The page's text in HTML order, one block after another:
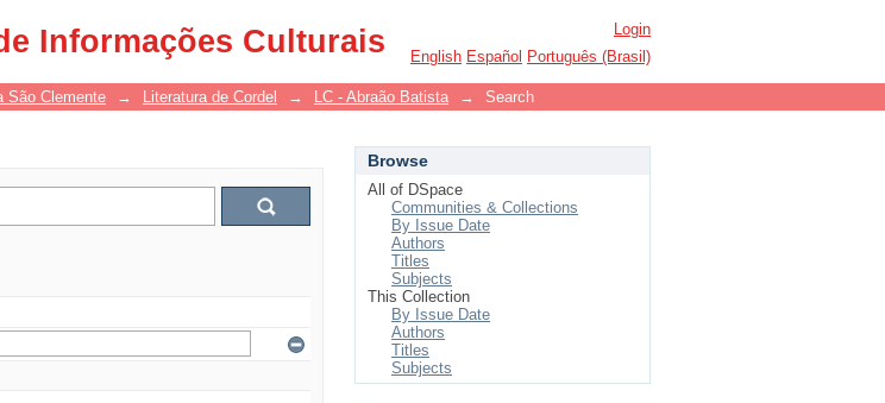
Informações Culturais
Login
English Español Português (Brasil)
São Clemente → Literatura de Cordel → LC - Abraão Batista → Search
Browse
All of DSpace
Communities & Collections
By Issue Date
Authors
Titles
Subjects
This Collection
By Issue Date
Authors
Titles
Subjects